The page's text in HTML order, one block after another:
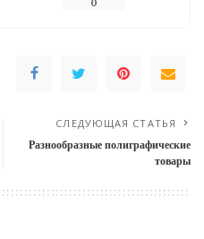
0
СЛЕДУЮЩАЯ СТАТЬЯ
Разнообразные полиграфические
товары